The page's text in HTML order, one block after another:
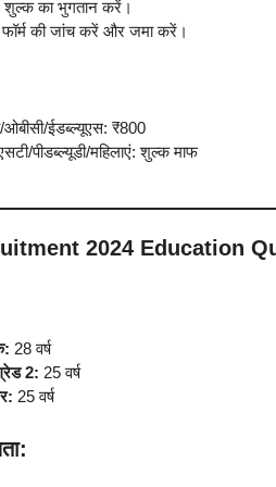
का भुगतान करें।
की जांच करें और जमा करें।
ओबीसी/ईडब्ल्यूएस: ₹800
पीडब्ल्यूडी/महिलाएं: शुल्क माफ
2024 Education
28 वर्ष
2: 25 वर्ष
25 वर्ष